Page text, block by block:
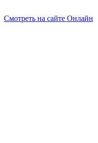
Смотреть на сайте Онлайн